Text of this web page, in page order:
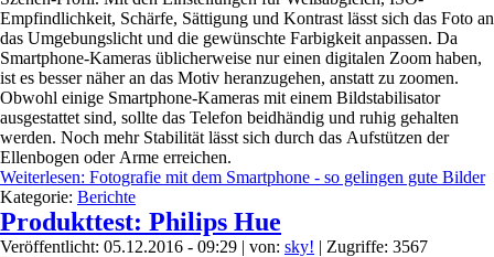
Empfindlichkeit, Schärfe, Sättigung und Kontrast lässt sich das Foto an
das Umgebungslicht und die gewünschte Farbigkeit anpassen. Da
Smartphone-Kameras üblicherweise nur einen digitalen Zoom haben,
ist es besser näher an das Motiv heranzugehen, anstatt zu zoomen.
Obwohl einige Smartphone-Kameras mit einem Bildstabilisator
ausgestattet sind, sollte das Telefon beidhändig und ruhig gehalten
werden. Noch mehr Stabilität lässt sich durch das Aufstützen der
Ellenbogen oder Arme erreichen.
Weiterlesen: Fotografie mit dem Smartphone - so gelingen gute Bilder
Kategorie: Berichte
Produkttest: Philips Hue
Veröffentlicht: 05.12.2016 - 09:29 | von: sky! | Zugriffe: 3567